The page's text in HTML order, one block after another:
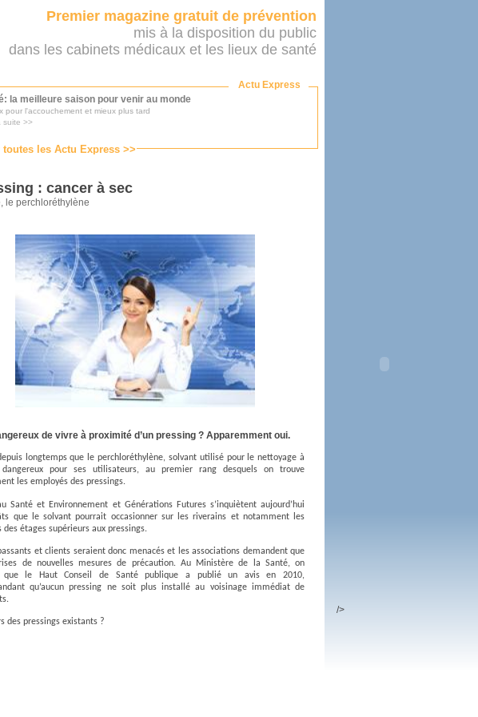
Premier magazine gratuit de prévention
mis à la disposition du public
dans les cabinets médicaux et les lieux de santé
Actu Express
les Actu Express >>
la meilleure saison pour venir au monde
pour l'accouchement et mieux plus tard
suite >>
par l'Ordre des médecins, pas par le ministère...
suite >>
campagne de pub pour aimer son médecin
au service des praticiens?
suite >>
l'Arlésienne va devenir réalité
prévu au 4ème trimestre 2016
suite >>
palliatifs: 40 millions de plus en 2016
mondiale des soins palliatifs n'a pas été inutile
: cancer à sec
le perchloréthylène
de vivre à proximité d’un pressing ? Apparemment oui.
longtemps que le perchloréthylène, solvant utilisé pour le nettoyage à
pour ses utilisateurs, au premier rang desquels on trouve
les employés des pressings.
Santé et Environnement et Générations Futures s’inquiètent aujourd’hui
que le solvant pourrait occasionner sur les riverains et notamment les
des étages supérieurs aux pressings.
et clients seraient donc menacés et les associations demandent que
de nouvelles mesures de précaution. Au Ministère de la Santé, on
que le Haut Conseil de Santé publique a publié un avis en 2010,
qu’aucun pressing ne soit plus installé au voisinage immédiat de
des pressings existants ?
/>